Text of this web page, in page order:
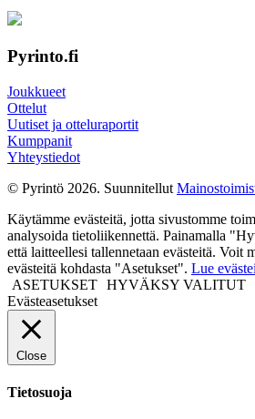
Pyrinto.fi
Joukkueet
Ottelut
Uutiset ja otteluraportit
Kumppanit
Yhteystiedot
© Pyrintö 2026. Suunnitellut
Käytämme evästeitä, jotta sivustomme
analysoida tietoliikennettä. Painamalla
että laitteellesi tallennetaan evästeitä. Voit
evästeitä kohdasta "Asetukset". Lue
ASETUKSET HYVÄKSY VALITUT
Evästeasetukset
Close
Tietosuoja